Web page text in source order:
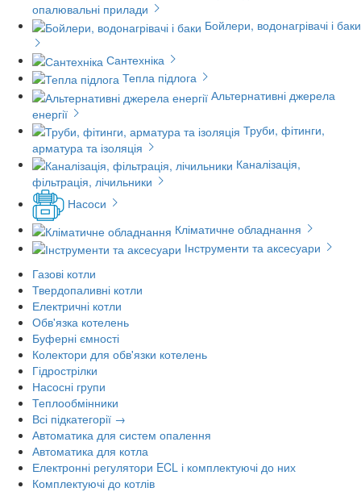
опалювальні прилади
Бойлери, водонагрівачі і баки
Сантехніка
Тепла підлога
Альтернативні джерела
енергії
Труби, фітинги,
арматура та ізоляція
Каналізація,
фільтрація, лічильники
Насоси
Кліматичне обладнання
Інструменти та аксесуари
Газові котли
Твердопаливні котли
Електричні котли
Обв'язка котелень
Буферні ємності
Колектори для обв'язки котелень
Гідрострілки
Насосні групи
Теплообмінники
Всі підкатегорії →
Автоматика для систем опалення
Автоматика для котла
Електронні регулятори ECL і комплектуючі до них
Комплектуючі до котлів